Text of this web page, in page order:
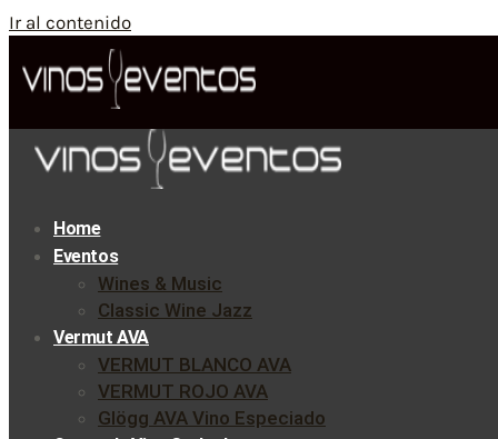
Ir al contenido
Home
Eventos
Wines & Music
Classic Wine Jazz
Vermut AVA
VERMUT BLANCO AVA
VERMUT ROJO AVA
Glögg AVA Vino Especiado